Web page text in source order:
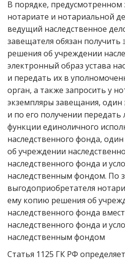
В порядке, предусмотренном
нотариате и нотариальной
ведущий наследственное
завещателя обязан получить
решения об учреждении
электронный образ устава
и передать их в
орган, а также запросить у
экземпляры завещания, один
и по его получении
функции единоличного
наследственного фонда,
об учреждении
наследственного фонда и
наследственным фондом. По
выгодоприобретателя
ему копию решения об
наследственного фонда
наследственного фонда и
наследственным фондом
Статья 1125 ГК РФ